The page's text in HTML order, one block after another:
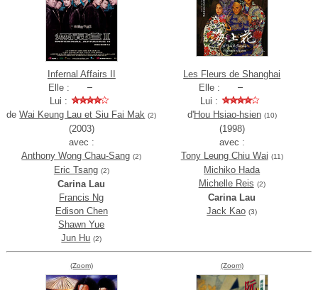
Infernal Affairs II
Elle :
Lui :
deWai Keung Lau et Siu Fai Mak (2)
(2003)
avec :
Anthony Wong Chau-Sang (2)
Eric Tsang (2)
Carina Lau
Francis Ng
Edison Chen
Shawn Yue
Jun Hu (2)
Les Fleurs de Shanghai
Elle :
Lui :
d'Hou Hsiao-hsien (10)
(1998)
avec :
Tony Leung Chiu Wai (11)
Michiko Hada
Michelle Reis (2)
Carina Lau
Jack Kao (3)
(Zoom) (Zoom)